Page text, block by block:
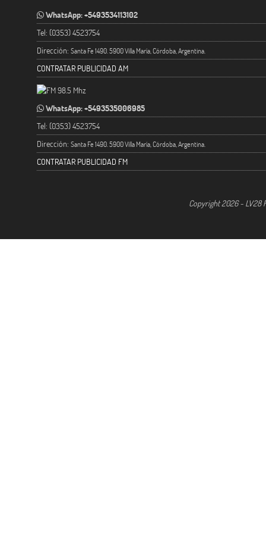
WhatsApp: +5493534113102
Tel: (0353) 4523754
Dirección: Santa Fe 1490. 5900 Villa María, Córdoba, Argentina.
CONTRATAR PUBLICIDAD AM
WhatsApp: +5493535006985
Tel: (0353) 4523754
Dirección: Santa Fe 1490. 5900 Villa María, Córdoba, Argentina.
CONTRATAR PUBLICIDAD FM
Copyright 2026 - LV28